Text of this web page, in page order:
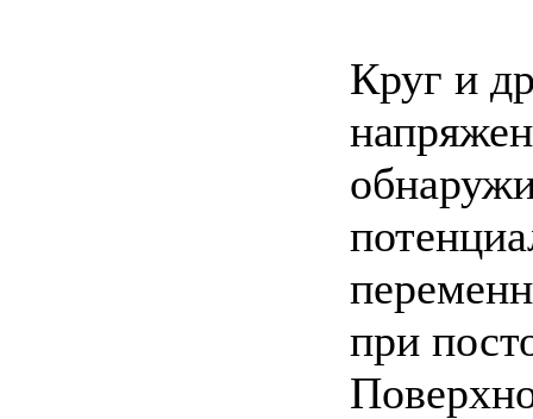
Круг и
при